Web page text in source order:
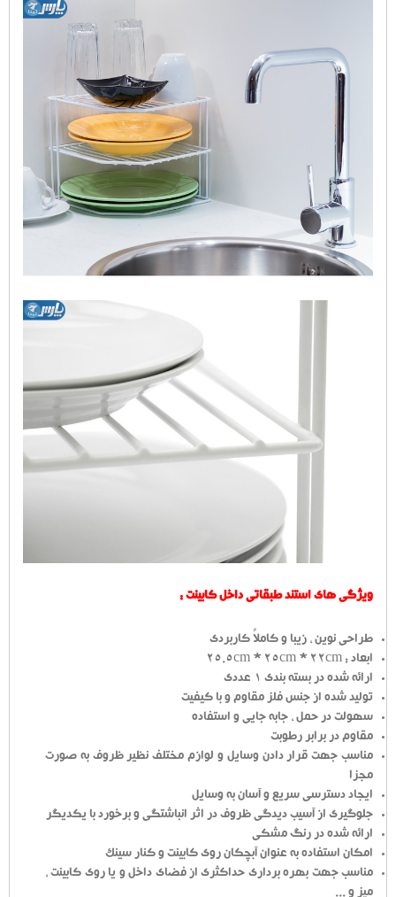
ویژگی های استند طبقاتی داخل کابینت :
طراحی نوین ، زیبا و کاملاً کاربردی
ابعاد : 25.5cm * 25cm * 22cm
ارائه شده در بسته بندی 1 عددی
تولید شده از جنس فلز مقاوم و با کیفیت
سهولت در حمل ، جابه جایی و استفاده
مقاوم در برابر رطوبت
مناسب جهت قرار دادن وسایل و لوازم مختلف نظیر ظروف به صورت
مجزا
ایجاد دسترسی سریع و آسان به وسایل
جلوگیری از آسیب دیدگی ظروف در اثر انباشتگی و برخورد با یکدیگر
ارائه شده در رنگ مشکی
امکان استفاده به عنوان آبچکان روی کابینت و کنار سینک
مناسب جهت بهره برداری حداکثری از فضای داخل و یا روی کابینت ،
میز و ...